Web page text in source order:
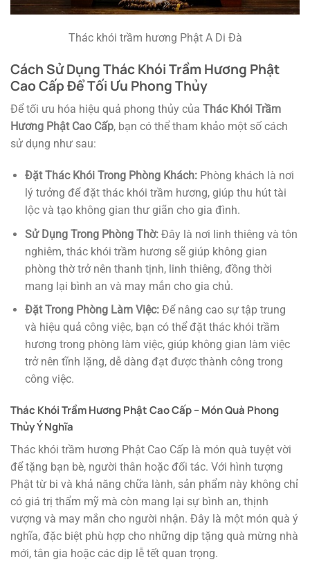
Thác khói trầm hương Phật A Di Đà
Cách Sử Dụng Thác Khói Trầm Hương Phật
Cao Cấp Để Tối Ưu Phong Thủy
Để tối ưu hóa hiệu quả phong thủy của Thác Khói Trầm
Hương Phật Cao Cấp, bạn có thể tham khảo một số cách
sử dụng như sau:
Đặt Thác Khói Trong Phòng Khách:Phòng khách là nơi
lý tưởng để đặt thác khói trầm hương, giúp thu hút tài
lộc và tạo không gian thư giãn cho gia đình.
Sử Dụng Trong Phòng Thờ:Đây là nơi linh thiêng và tôn
nghiêm, thác khói trầm hương sẽ giúp không gian
phòng thờ trở nên thanh tịnh, linh thiêng, đồng thời
mang lại bình an và may mắn cho gia chủ.
Đặt Trong Phòng Làm Việc:Để nâng cao sự tập trung
và hiệu quả công việc, bạn có thể đặt thác khói trầm
hương trong phòng làm việc, giúp không gian làm việc
trở nên tĩnh lặng, dễ dàng đạt được thành công trong
công việc.
Thác Khói Trầm Hương Phật Cao Cấp – Món Quà Phong
Thủy Ý Nghĩa
Thác khói trầm hương Phật Cao Cấp là món quà tuyệt vời
để tặng bạn bè, người thân hoặc đối tác. Với hình tượng
Phật từ bi và khả năng chữa lành, sản phẩm này không chỉ
có giá trị thẩm mỹ mà còn mang lại sự bình an, thịnh
vượng và may mắn cho người nhận. Đây là một món quà ý
nghĩa, đặc biệt phù hợp cho những dịp tặng quà mừng nhà
mới, tân gia hoặc các dịp lễ tết quan trọng.